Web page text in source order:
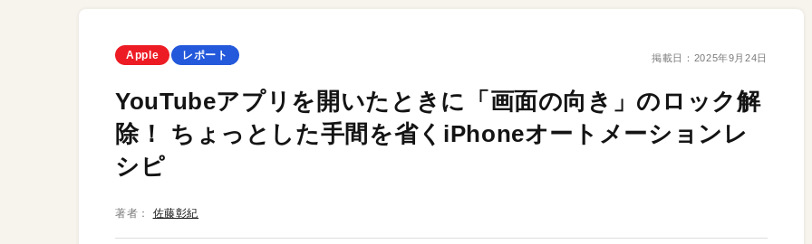
Apple レポート 掲載日： 2025年9月24日
YouTubeアプリを開いたときに「画面の向き」のロック解
除！ ちょっとした手間を省くiPhoneオートメーションレ
シピ
著者： 佐藤彰紀